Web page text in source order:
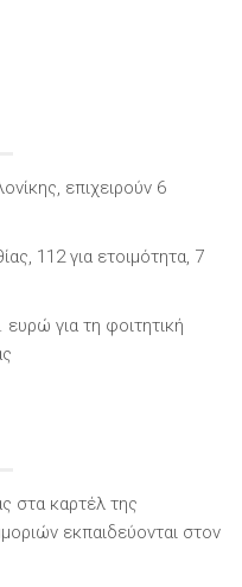
επιχειρούν 6
112 για ετοιμότητα, 7
για τη φοιτητική
στα καρτέλ της
εκπαιδεύονται στον